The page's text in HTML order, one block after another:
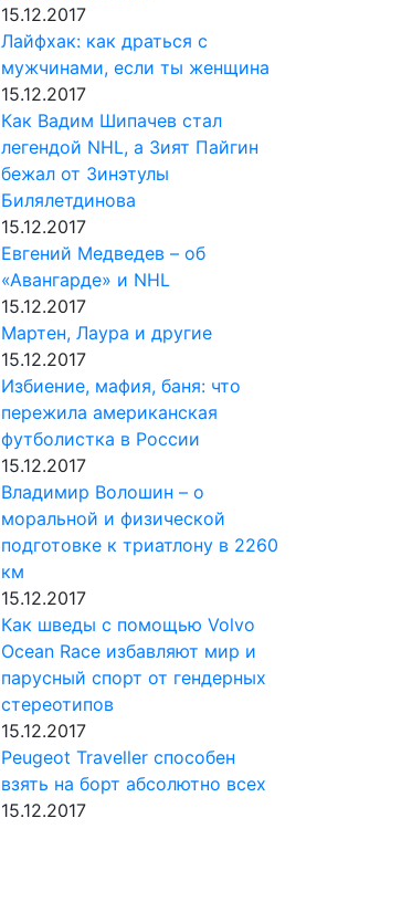
15.12.2017
Лайфхак: как драться с
мужчинами, если ты женщина
15.12.2017
Как Вадим Шипачев стал
легендой NHL, а Зият Пайгин
бежал от Зинэтулы
Билялетдинова
15.12.2017
Евгений Медведев – об
«Авангарде» и NHL
15.12.2017
Мартен, Лаура и другие
15.12.2017
Избиение, мафия, баня: что
пережила американская
футболистка в России
15.12.2017
Владимир Волошин – о
моральной и физической
подготовке к триатлону в 2260
км
15.12.2017
Как шведы с помощью Volvo
Ocean Race избавляют мир и
парусный спорт от гендерных
стереотипов
15.12.2017
Peugeot Traveller способен
взять на борт абсолютно всех
15.12.2017